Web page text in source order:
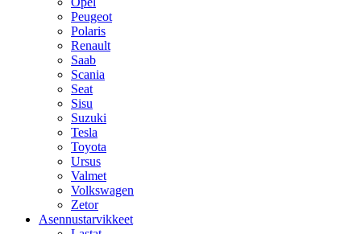
Peugeot
Polaris
Renault
Saab
Scania
Seat
Sisu
Suzuki
Tesla
Toyota
Ursus
Valmet
Volkswagen
Zetor
Asennustarvikkeet